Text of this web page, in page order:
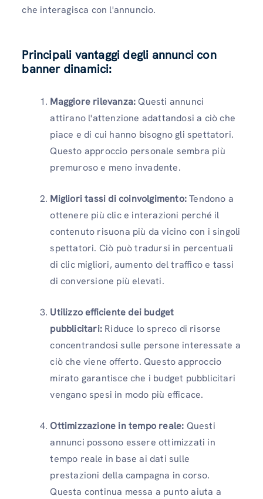
che interagisca con l'annuncio.
Principali vantaggi degli annunci con
banner dinamici:
Maggiore rilevanza:Questi annunci
attirano l'attenzione adattandosi a ciò che
piace e di cui hanno bisogno gli spettatori.
Questo approccio personale sembra più
premuroso e meno invadente.
Migliori tassi di coinvolgimento:Tendono a
ottenere più clic e interazioni perché il
contenuto risuona più da vicino con i singoli
spettatori. Ciò può tradursi in percentuali
di clic migliori, aumento del traffico e tassi
di conversione più elevati.
Utilizzo efficiente dei budget
pubblicitari: Riduce lo spreco di risorse
concentrandosi sulle persone interessate a
ciò che viene offerto. Questo approccio
mirato garantisce che i budget pubblicitari
vengano spesi in modo più efficace.
Ottimizzazione in tempo reale: Questi
annunci possono essere ottimizzati in
tempo reale in base ai dati sulle
prestazioni della campagna in corso.
Questa continua messa a punto aiuta a